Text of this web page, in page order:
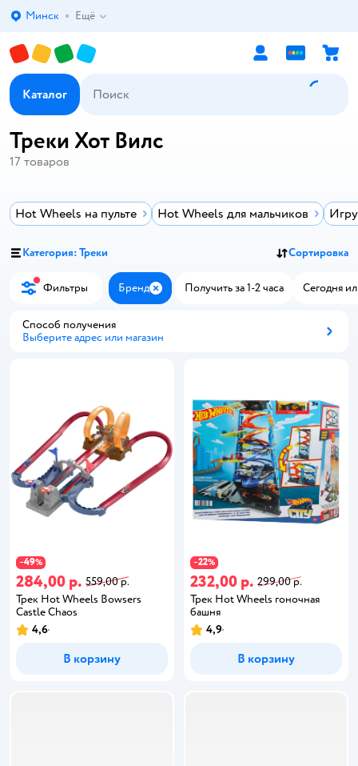
Выбор адреса доставки.
Минск Ещё
Каталог
Треки Хот Вилс
17 товаров
Hot Wheels на пульте Hot Wheels для мальчиков
Категория: Треки Сортировка
Фильтры Бренд ЗакрытьПолучить за 1-2 часа Сегодня
Способ получения
Выберите адрес или магазин
−49%
284,00 р. 559,00 р.
Трек Hot Wheels Bowsers
Castle Chaos
4,6
В корзину
−22%
232,00 р. 299,00 р.
Трек Hot Wheels гоночная
башня
4,9
В корзину